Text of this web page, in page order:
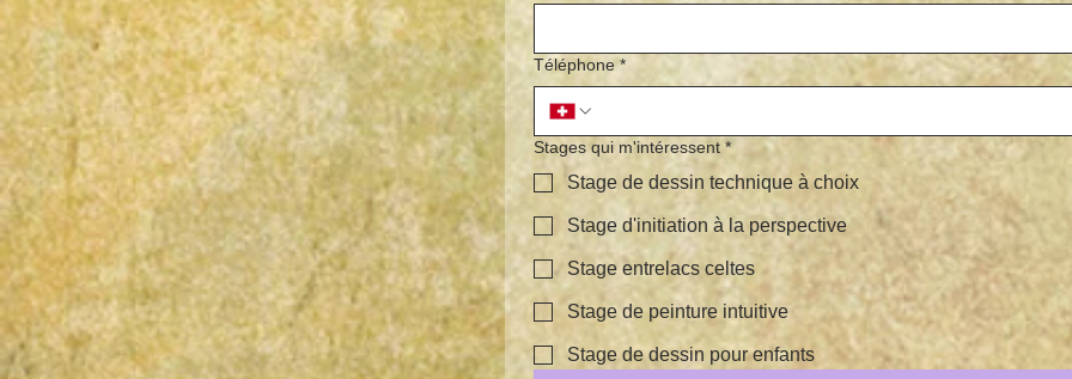
Téléphone *
Stages qui m'intéressent *
Stage de dessin technique à choix
Stage d'initiation à la perspective
Stage entrelacs celtes
Stage de peinture intuitive
Stage de dessin pour enfants